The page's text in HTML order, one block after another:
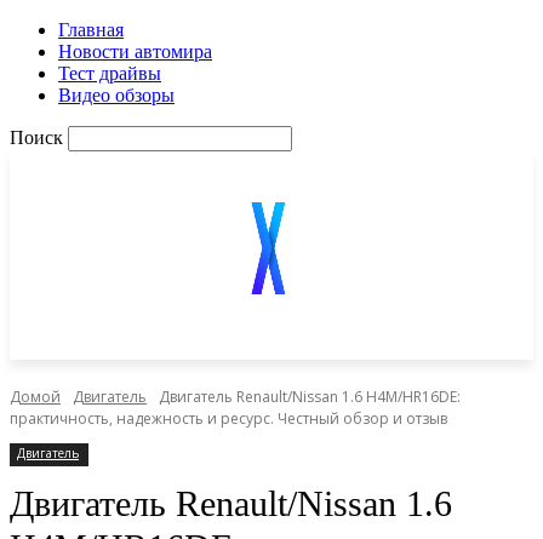
Главная
Новости автомира
Тест драйвы
Видео обзоры
Поиск
Домой Двигатель
Двигатель Renault/Nissan 1.6 H4M/HR16DE:
практичность, надежность и ресурс. Честный обзор и отзыв
Двигатель
Двигатель Renault/Nissan 1.6